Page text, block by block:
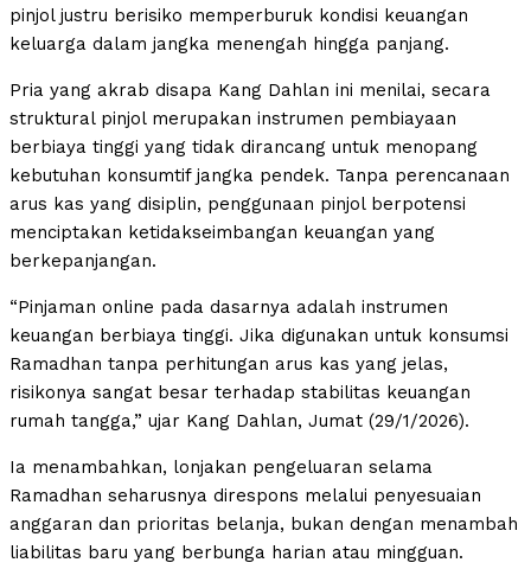
pinjol justru berisiko memperburuk kondisi keuangan
keluarga dalam jangka menengah hingga panjang.
Pria yang akrab disapa Kang Dahlan ini menilai, secara
struktural pinjol merupakan instrumen pembiayaan
berbiaya tinggi yang tidak dirancang untuk menopang
kebutuhan konsumtif jangka pendek. Tanpa perencanaan
arus kas yang disiplin, penggunaan pinjol berpotensi
menciptakan ketidakseimbangan keuangan yang
berkepanjangan.
“Pinjaman online pada dasarnya adalah instrumen
keuangan berbiaya tinggi. Jika digunakan untuk konsumsi
Ramadhan tanpa perhitungan arus kas yang jelas,
risikonya sangat besar terhadap stabilitas keuangan
rumah tangga,” ujar Kang Dahlan, Jumat (29/1/2026).
Ia menambahkan, lonjakan pengeluaran selama
Ramadhan seharusnya direspons melalui penyesuaian
anggaran dan prioritas belanja, bukan dengan menambah
liabilitas baru yang berbunga harian atau mingguan.